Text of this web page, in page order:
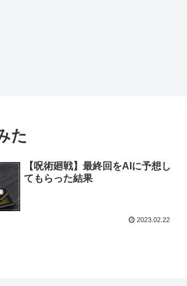
た
【呪術廻戦】最終回をAIに予想し
てもらった結果
2023.02.22